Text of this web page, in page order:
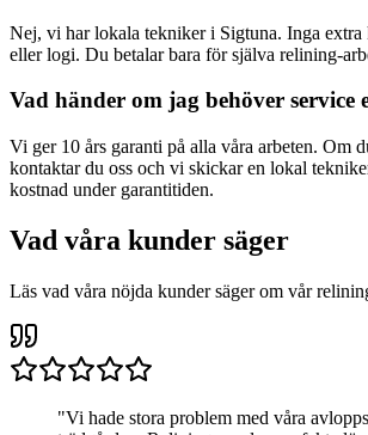
Nej, vi har lokala tekniker i Sigtuna. Inga extra
eller logi. Du betalar bara för själva relining-
Vad händer om jag behöver service
Vi ger 10 års garanti på alla våra arbeten. Om
kontaktar du oss och vi skickar en lokal
kostnad under garantitiden.
Vad våra kunder säger
Läs vad våra nöjda kunder säger om vår
"Vi hade stora problem med våra